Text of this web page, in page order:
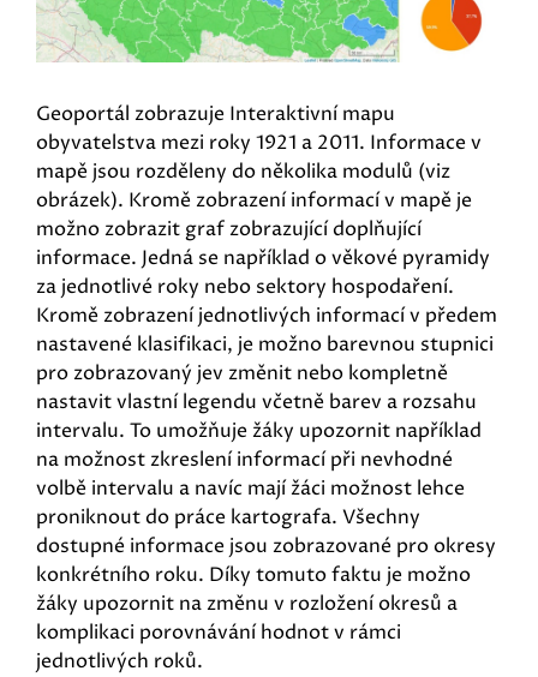
Geoportál zobrazuje Interaktivní mapu
obyvatelstva mezi roky 1921 a 2011. Informace v
mapě jsou rozděleny do několika modulů (viz
obrázek). Kromě zobrazení informací v mapě je
možno zobrazit graf zobrazující doplňující
informace. Jedná se například o věkové pyramidy
za jednotlivé roky nebo sektory hospodaření.
Kromě zobrazení jednotlivých informací v předem
nastavené klasifikaci, je možno barevnou stupnici
pro zobrazovaný jev změnit nebo kompletně
nastavit vlastní legendu včetně barev a rozsahu
intervalu. To umožňuje žáky upozornit například
na možnost zkreslení informací při nevhodné
volbě intervalu a navíc mají žáci možnost lehce
proniknout do práce kartografa. Všechny
dostupné informace jsou zobrazované pro okresy
konkrétního roku. Díky tomuto faktu je možno
žáky upozornit na změnu v rozložení okresů a
komplikaci porovnávání hodnot v rámci
jednotlivých roků.